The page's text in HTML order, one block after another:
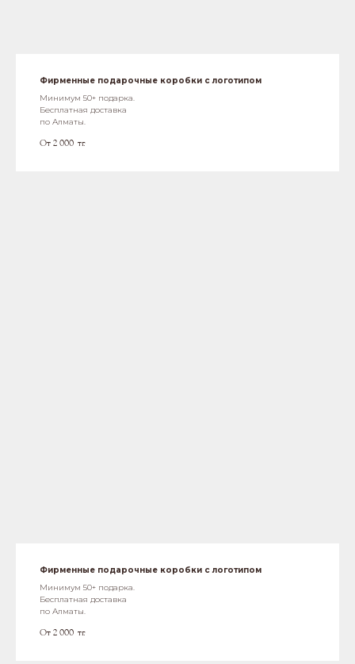
Фирменные подарочные коробки с логотипом
Минимум 50+ подарка.
Бесплатная доставка
по Алматы.
От 2 000 тг.
Фирменные подарочные коробки с логотипом
Минимум 50+ подарка.
Бесплатная доставка
по Алматы.
От 2 000 тг.